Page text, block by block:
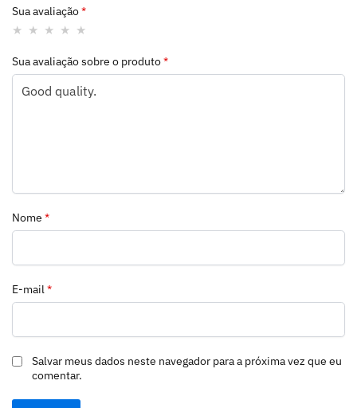
Sua avaliação*
Sua avaliação sobre o produto*
Nome *
E-mail*
Salvar meus dados neste navegador para a próxima vez que eu
comentar.